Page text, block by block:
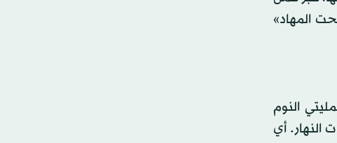
المهاد»
النوم
النهار. أي